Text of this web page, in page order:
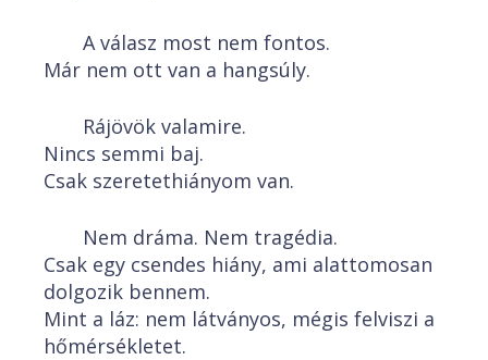
A válasz most nem fontos.
Már nem ott van a hangsúly.
Rájövök valamire.
Nincs semmi baj.
Csak szeretethiányom van.
Nem dráma. Nem tragédia.
Csak egy csendes hiány, ami alattomosan
dolgozik bennem.
Mint a láz: nem látványos, mégis felviszi a
hőmérsékletet.